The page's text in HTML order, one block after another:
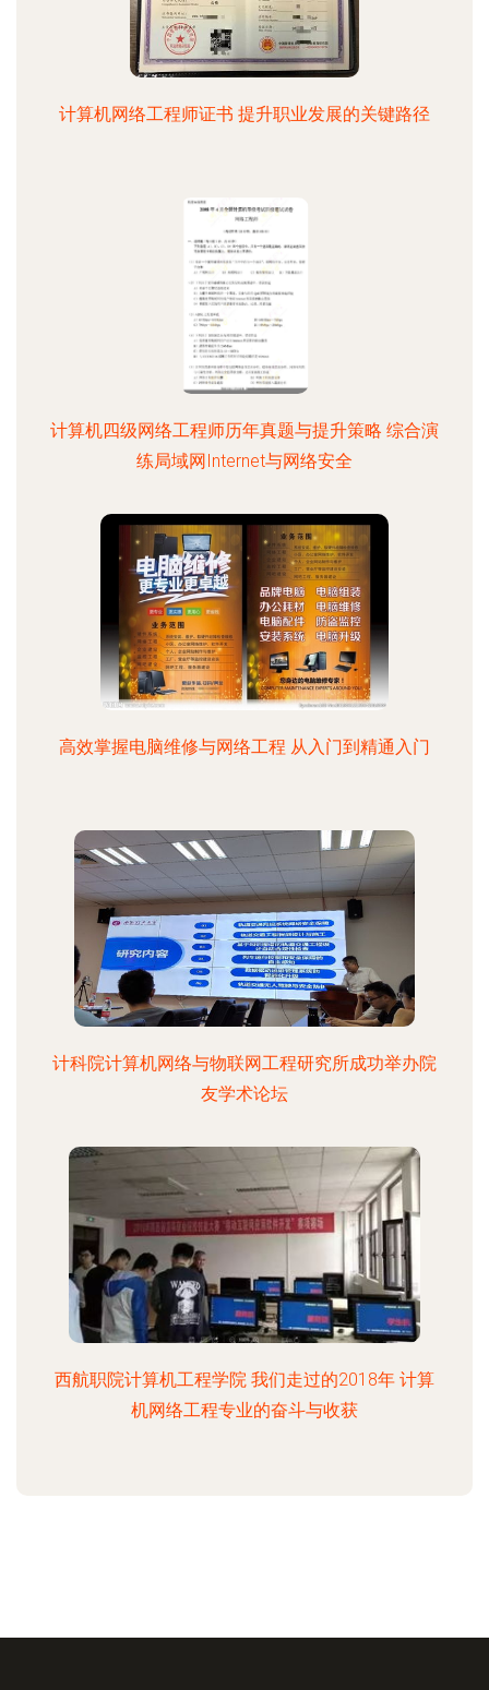
计算机网络工程师证书 提升职业发展的关键路径
计算机四级网络工程师历年真题与提升策略 综合演
练局域网Internet与网络安全
高效掌握电脑维修与网络工程 从入门到精通入门
计科院计算机网络与物联网工程研究所成功举办院
友学术论坛
西航职院计算机工程学院 我们走过的2018年 计算
机网络工程专业的奋斗与收获